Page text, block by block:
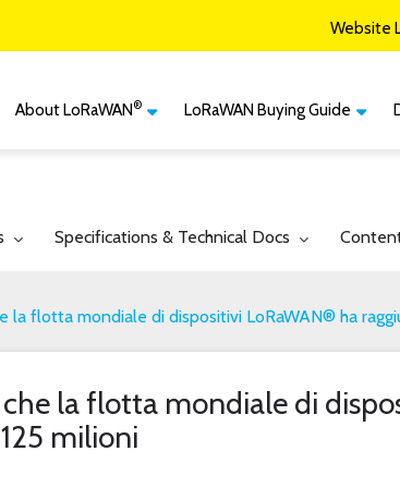
Website
About LoRaWAN®
Smart Buildings
Smart Industry
Smart Utilities
Network Options
LoRaWAN Buying Guide
Network Operator
for: Toggle submenu for:
Specifications & Technical Docs Toggle
la flotta mondiale di dispositivi LoRaWAN® ha
la flotta mondiale di
milioni